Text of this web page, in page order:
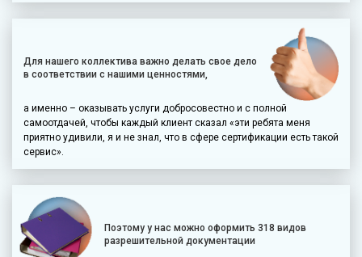
Для нашего коллектива важно делать свое дело
в соответствии с нашими ценностями,
а именно – оказывать услуги добросовестно и с полной
самоотдачей, чтобы каждый клиент сказал «эти ребята меня
приятно удивили, я и не знал, что в сфере сертификации есть такой
сервис».
Поэтому у нас можно оформить 318 видов
разрешительной документации